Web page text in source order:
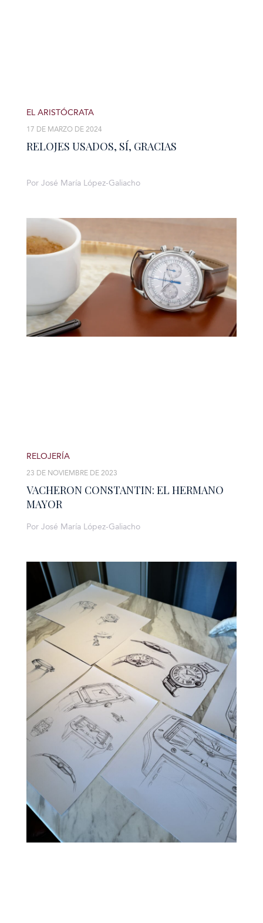
RELOJES USADOS, SÍ, GRACIAS
17 DE MARZO DE 2024
EL ARISTÓCRATA
Por José María López-Galiacho
VACHERON CONSTANTIN: EL HERMANO
MAYOR
23 DE NOVIEMBRE DE 2023
RELOJERÍA
Por José María López-Galiacho